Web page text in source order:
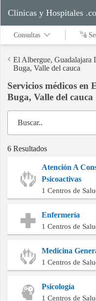
Servicios
medicos
Buscar
Contacto
Clinicas y Hospitales
Consultas
El Albergue, Guadalajara
Buga, Valle del cauca
Servicios médicos
Buga, Valle del cauca
Buscar..
6 Resultados
Atención A
Psicoactivas
1 Centros de
Enfermería
1 Centros de
Medicina
1 Centros de
Psicología
1 Centros de